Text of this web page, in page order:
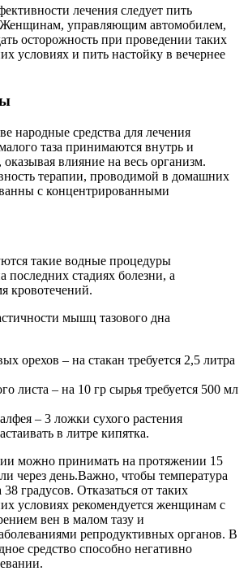
лечения следует пить
Женщинам, управляющим автомобилем,
осторожность при проведении таких
условиях и пить настойку в вечернее
народные средства для лечения
таза принимаются внутрь и
влияние на весь организм.
терапии, проводимой в домашних
с концентрированными
такие водные процедуры
последних стадиях болезни, а
кровотечений.
мышц тазового дна
орехов – на стакан требуется 2,5 литра
листа – на 10 гр сырья требуется 500 мл
– 3 ложки сухого растения
в литре кипятка.
можно принимать на протяжении 15
через день.Важно, чтобы температура
градусов. Отказаться от таких
условиях рекомендуется женщинам с
вен в малом тазу и
репродуктивных органов. В
средство способно негативно